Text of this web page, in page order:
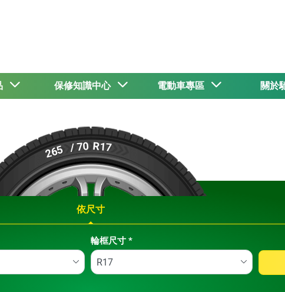
保修知識中心 電動車專區 關於
265 / 70 R17
依尺寸
輪框尺寸 *